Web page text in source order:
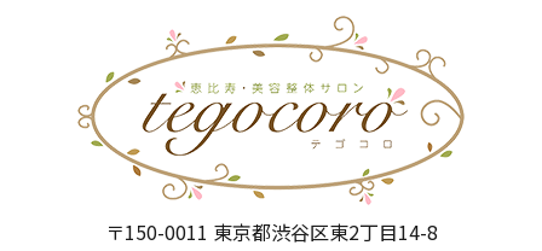
〒150-0011 東京都渋谷区東2丁目14-8